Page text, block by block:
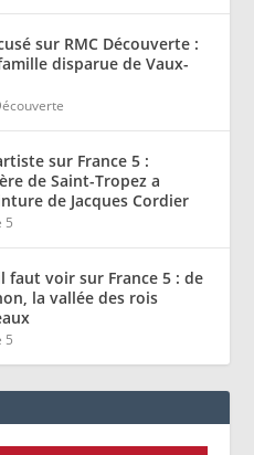
sur RMC Découverte :
disparue de Vaux-
sur France 5 :
de Saint-Tropez a
de Jacques Cordier
5
faut voir sur France 5 : de
la vallée des rois
5